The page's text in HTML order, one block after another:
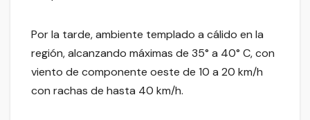
Por la tarde, ambiente templado a cálido en la
región, alcanzando máximas de 35° a 40° C, con
viento de componente oeste de 10 a 20 km/h
con rachas de hasta 40 km/h.